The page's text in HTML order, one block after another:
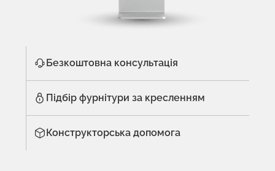
Безкоштовна консультація
Підбір фурнітури за кресленням
Конструкторська допомога